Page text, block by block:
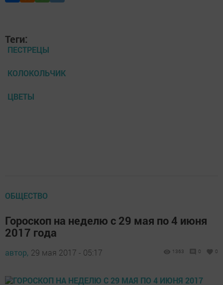
Теги:
ПЕСТРЕЦЫ
КОЛОКОЛЬЧИК
ЦВЕТЫ
ОБЩЕСТВО
Гороскоп на неделю с 29 мая по 4 июня
2017 года
автор, 29 мая 2017 - 05:17 1363 0 0